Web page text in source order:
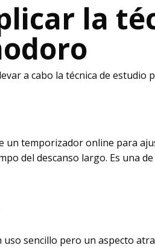
la
a cabo la técnica de estudio
un temporizador online para
del descanso largo. Es una
uso sencillo pero un aspecto